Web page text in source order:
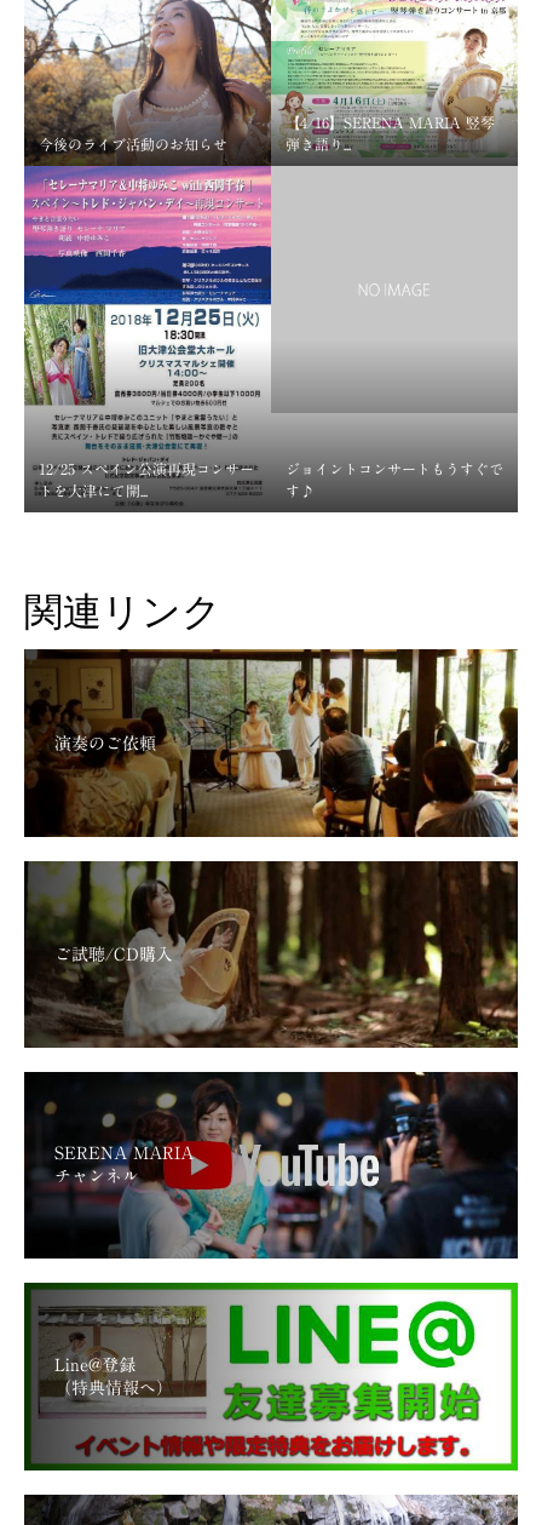
今後のライブ活動のお知らせ
【4/16】SERENA MARIA 竪琴
弾き語り...
12/25 スペイン公演再現コンサー
トを大津にて開...
ジョイントコンサートもうすぐで
す♪
関連リンク
演奏のご依頼
ご試聴/CD購入
SERENA MARIA
チャンネル
Line@登録
（特典情報へ）